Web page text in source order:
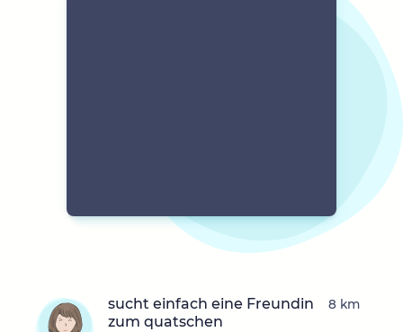
sucht einfach eine Freundin
zum quatschen
8 km